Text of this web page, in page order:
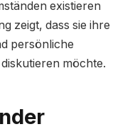
existieren
zeigt, dass sie ihre
persönliche
möchte.